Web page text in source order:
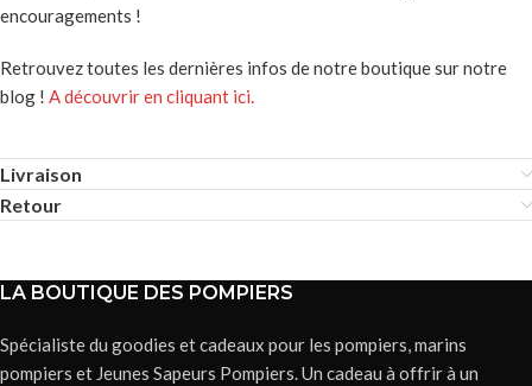
encouragements !
Retrouvez toutes les dernières infos de notre boutique sur notre
blog ! A découvrir en cliquant ici.
Livraison
Retour
LA BOUTIQUE DES POMPIERS
Spécialiste du goodies et cadeaux pour les pompiers, marins
pompiers et Jeunes Sapeurs Pompiers. Un cadeau à offrir à un